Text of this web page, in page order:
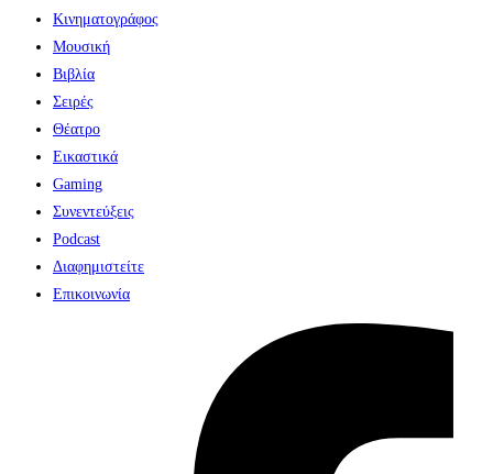
Κινηματογράφος
Μουσική
Βιβλία
Σειρές
Θέατρο
Εικαστικά
Gaming
Συνεντεύξεις
Podcast
Διαφημιστείτε
Επικοινωνία